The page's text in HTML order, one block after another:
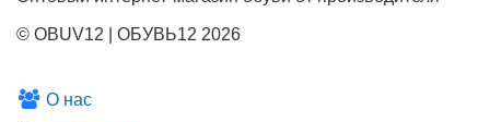
© OBUV12 | ОБУВЬ12 2026
О нас